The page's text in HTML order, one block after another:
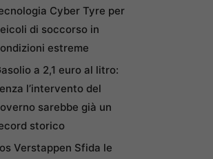
Cyber Tyre per
di soccorso in
estreme
a 2,1 euro al litro:
l’intervento del
sarebbe già un
storico
Verstappen Sfida le